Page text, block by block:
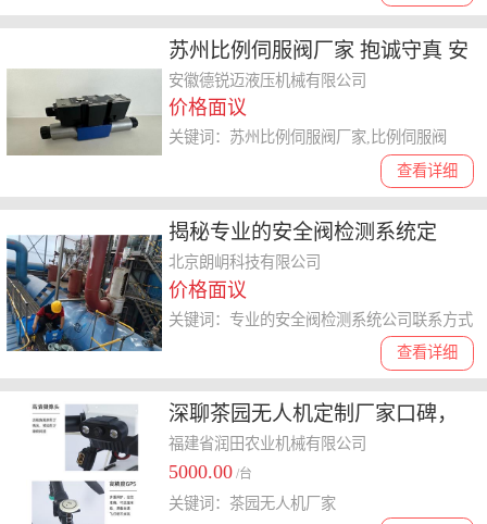
苏州比例伺服阀厂家 抱诚守真 安
徽德锐迈液压机械供应
安徽德锐迈液压机械有限公司
价格面议
查看详细
关键词：苏州比例伺服阀厂家,比例伺服阀
揭秘专业的安全阀检测系统定
制、调试、研发公司哪个靠谱
北京朗岄科技有限公司
价格面议
查看详细
关键词：专业的安全阀检测系统公司联系方式
深聊茶园无人机定制厂家口碑，
分析制造企业技术特点与服务商
产品优势
福建省润田农业机械有限公司
5000.00 /台
关键词：茶园无人机厂家